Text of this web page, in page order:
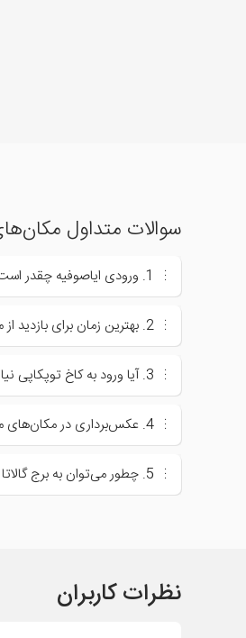
سوالات متداول
1. ورودی ایاصوفیه چقدر است؟
2. بهترین زمان برای بازدید از مسجد سلطان احمد چه ساعتی است؟
3. آیا ورود به کاخ توپکاپی نیاز به بلیط دارد؟
4. عکس‌برداری در مکان‌های مذهبی استانبول مجاز است؟
5. چطور می‌توان به برج گالاتا رفت؟
نظرات کاربران